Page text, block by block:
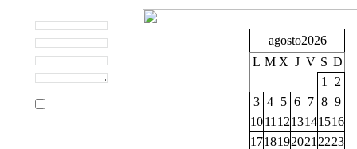
agosto 2026
L M X J V S D
1
2
3 4 5 6 7 8 9
1011 1213141516
1718192021 2223